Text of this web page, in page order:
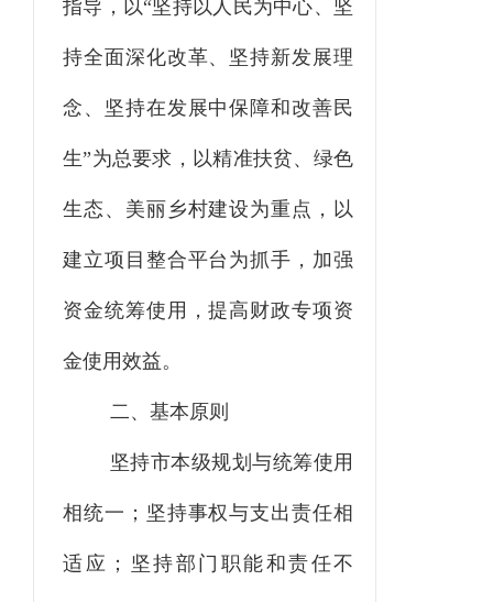
指导，以“坚持以人民为中心、坚
持全面深化改革、坚持新发展理
念、坚持在发展中保障和改善民
生”为总要求，以精准扶贫、绿色
生态、美丽乡村建设为重点，以
建立项目整合平台为抓手，加强
资金统筹使用，提高财政专项资
金使用效益。
二、基本原则
坚持市本级规划与统筹使用
相统一；坚持事权与支出责任相
适应；坚持部门职能和责任不